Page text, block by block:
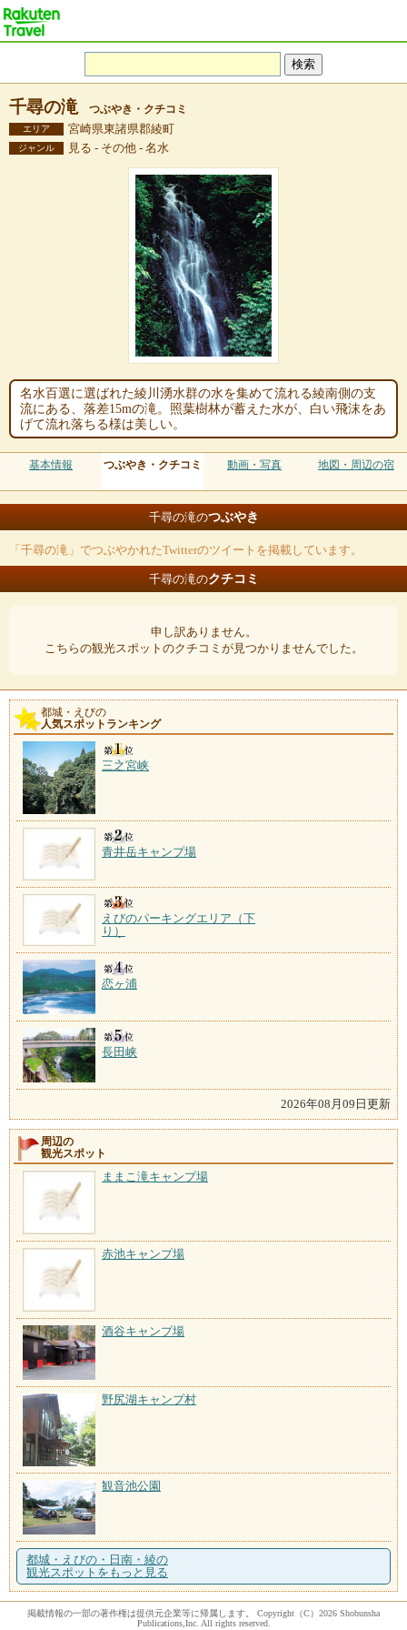
千尋の滝 つぶやき・クチコミ
エリア 宮崎県東諸県郡綾町
ジャンル 見る - その他 - 名水
名水百選に選ばれた綾川湧水群の水を集めて流れる綾南側の支
流にある、落差15mの滝。照葉樹林が蓄えた水が、白い飛沫をあ
げて流れ落ちる様は美しい。
基本情報 つぶやき・クチコミ 動画・写真 地図・周辺の宿
千尋の滝のつぶやき
「千尋の滝」でつぶやかれたTwitterのツイートを掲載しています。
千尋の滝のクチコミ
申し訳ありません。
こちらの観光スポットのクチコミが見つかりませんでした。
都城・えびの
人気スポットランキング
三之宮峡
青井岳キャンプ場
えびのパーキングエリア（下
り）
恋ヶ浦
長田峡
2026年08月09日更新
周辺の
観光スポット
ままこ滝キャンプ場
赤池キャンプ場
酒谷キャンプ場
野尻湖キャンプ村
観音池公園
都城・えびの・日南・綾の
観光スポットをもっと見る
掲載情報の一部の著作権は提供元企業等に帰属します。 Copyright（C）2026 Shobunsha
Publications,Inc. All rights reserved.